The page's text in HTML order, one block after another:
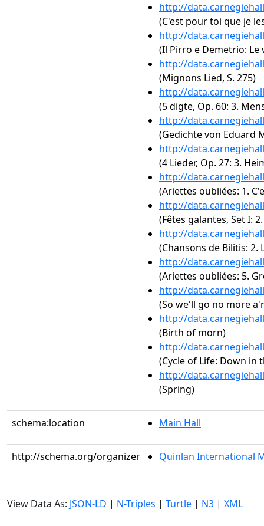
http://
(C'est pour toi que je
http://
(Il Pirro e Demetrio: Le
http://
(Mignons Lied, S. 275)
http://
(5 digte, Op. 60: 3.
http://
(Gedichte von Eduard
http://
(4 Lieder, Op. 27: 3.
http://
(Ariettes oubliées: 1.
http://
(Fêtes galantes, Set I:
http://
(Chansons de Bilitis: 2.
http://
(Ariettes oubliées: 5.
http://
(So we'll go no more
http://
(Birth of morn)
http://
(Cycle of Life: Down in
http://
(Spring)
schema:location Main Hall
http://schema.org/organizer Quinlan International
View Data As: JSON-LD | N-Triples | Turtle | N3 | XML